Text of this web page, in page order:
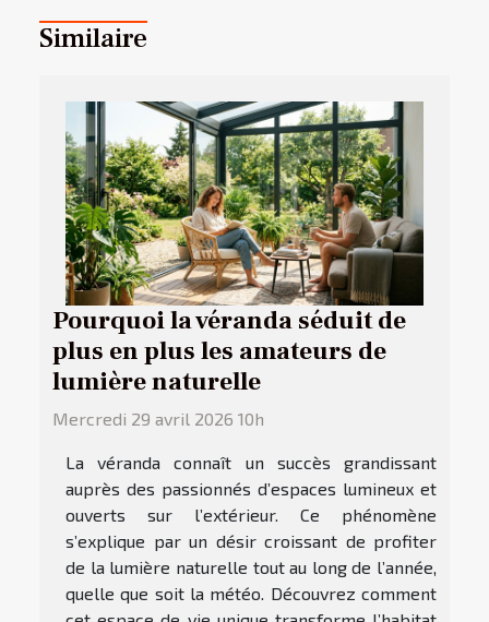
Similaire
Pourquoi la véranda séduit de
plus en plus les amateurs de
lumière naturelle
Mercredi 29 avril 2026 10h
La véranda connaît un succès grandissant
auprès des passionnés d’espaces lumineux et
ouverts sur l’extérieur. Ce phénomène
s’explique par un désir croissant de profiter
de la lumière naturelle tout au long de l’année,
quelle que soit la météo. Découvrez comment